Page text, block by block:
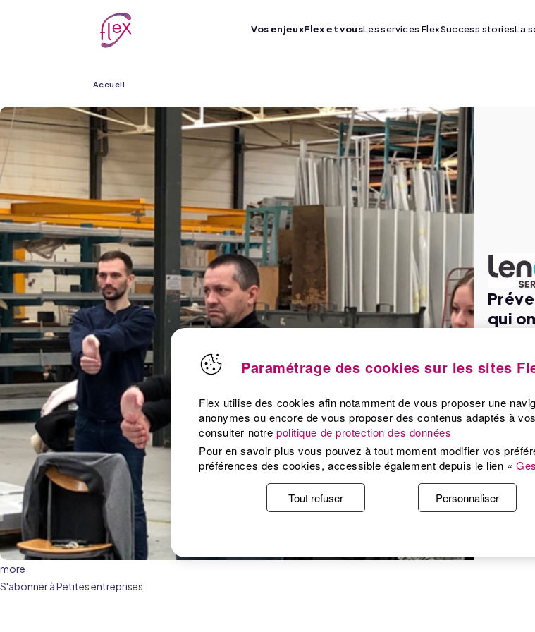
Vos enjeuxFlex et vousLes services FlexSuccess storiesLa
Accueil
qui
Lenoir
en
Voir
more
S'abonner à Petites entreprises
Paramétrage des cookies sur les sites
Flex utilise des cookies afin notamment de vous proposer une
anonymes ou encore de vous proposer des contenus adaptés à
consulter notre politique de protection des données
Pour en savoir plus vous pouvez à tout moment modifier vos
préférences des cookies, accessible également depuis le lien «
Personnaliser
Tout refuser